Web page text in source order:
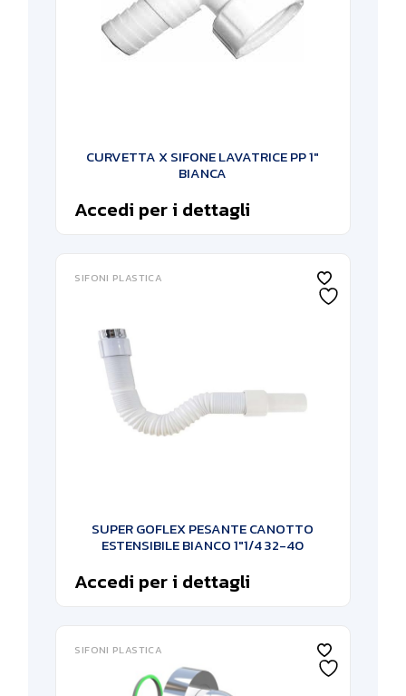
CURVETTA X SIFONE LAVATRICE PP 1″
BIANCA
Accedi per i dettagli
SIFONI PLASTICA
SUPER GOFLEX PESANTE CANOTTO
ESTENSIBILE BIANCO 1″1/4 32-40
Accedi per i dettagli
SIFONI PLASTICA